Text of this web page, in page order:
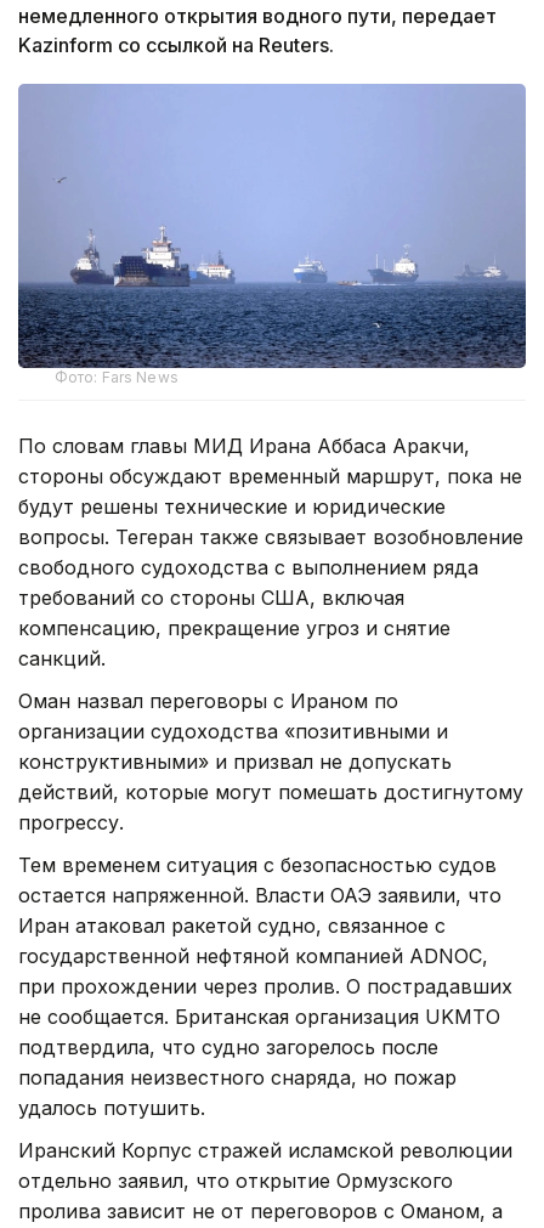
немедленного открытия водного пути, передает
Kazinform со ссылкой на Reuters.
Фото: Fars News
По словам главы МИД Ирана Аббаса Аракчи,
стороны обсуждают временный маршрут, пока не
будут решены технические и юридические
вопросы. Тегеран также связывает возобновление
свободного судоходства с выполнением ряда
требований со стороны США, включая
компенсацию, прекращение угроз и снятие
санкций.
Оман назвал переговоры с Ираном по
организации судоходства «позитивными и
конструктивными» и призвал не допускать
действий, которые могут помешать достигнутому
прогрессу.
Тем временем ситуация с безопасностью судов
остается напряженной. Власти ОАЭ заявили, что
Иран атаковал ракетой судно, связанное с
государственной нефтяной компанией ADNOC,
при прохождении через пролив. О пострадавших
не сообщается. Британская организация UKMTO
подтвердила, что судно загорелось после
попадания неизвестного снаряда, но пожар
удалось потушить.
Иранский Корпус стражей исламской революции
отдельно заявил, что открытие Ормузского
пролива зависит не от переговоров с Оманом, а